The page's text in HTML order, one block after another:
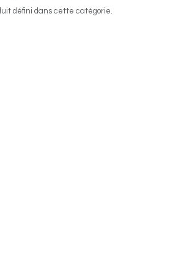
défini dans cette catégorie.